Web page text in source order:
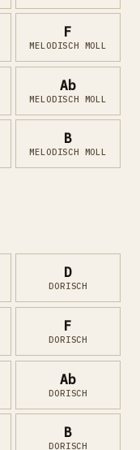
F
MELODISCH MOLL
Ab
MELODISCH MOLL
B
MELODISCH MOLL
D
DORISCH
F
DORISCH
Ab
DORISCH
B
DORISCH